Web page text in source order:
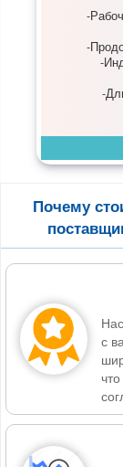
-
-
-
-
Почему
с